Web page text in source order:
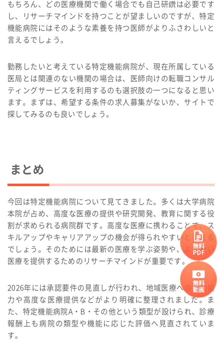
もちろん、どの医療機関で働く場合でも自己研鑽は必要です
し、リサーチマインドを持つことが望ましいのですが、特定
機能病院にはそのような素養を持つ医師がよりふさわしいと
言えるでしょう。
勤務したいと考えている特定機能病院が、現在所属している
医局とは関連のない機関の場合は、医師向けの転職コンサル
ティングサービスを利用するのも選択肢の一つになると思い
ます。まずは、希望する条件の求人募集がないか、サイトで
探してみるのも良いでしょう。
まとめ
今回は特定機能病院について見てきました。多くは大学病院
本院が占め、高度な医療の提供や研究開発、教育に関する役
割が求められる病院群です。高度な医療に携わることで、ス
キルアップやキャリアアップの機会が得られやすいと言える
でしょう。そのためには最新の医療を学ぶ姿勢や、より良い
医療を提供するためのリサーチマインドが重要です。
2026年には承認要件の見直しが行われ、地域医療への人的協
力や高度な医療提供などがより明確に整理されました。ま
た、特定機能病院A・B・その他という類型が設けられ、診療
報酬上も病院の類型や機能に応じた評価へ見直されていま
す。
無料
PDF
無料
動画